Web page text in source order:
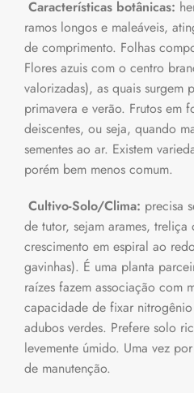
Características botânicas:
ramos longos e maleáveis,
de comprimento. Folhas
Flores azuis com o centro
valorizadas), as quais surgem
primavera e verão. Frutos em
deiscentes, ou seja, quando
sementes ao ar. Existem
porém bem menos comum.
Cultivo-Solo/Clima: precisa
de tutor, sejam arames,
crescimento em espiral ao
gavinhas). É uma planta
raízes fazem associação com
capacidade de fixar
adubos verdes. Prefere solo
levemente úmido. Uma vez
de manutenção.